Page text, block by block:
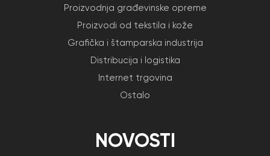
Proizvodnja građevinske opreme
Proizvodi od tekstila i kože
Grafička i štamparska industrija
Distribucija i logistika
Internet trgovina
Ostalo
NOVOSTI